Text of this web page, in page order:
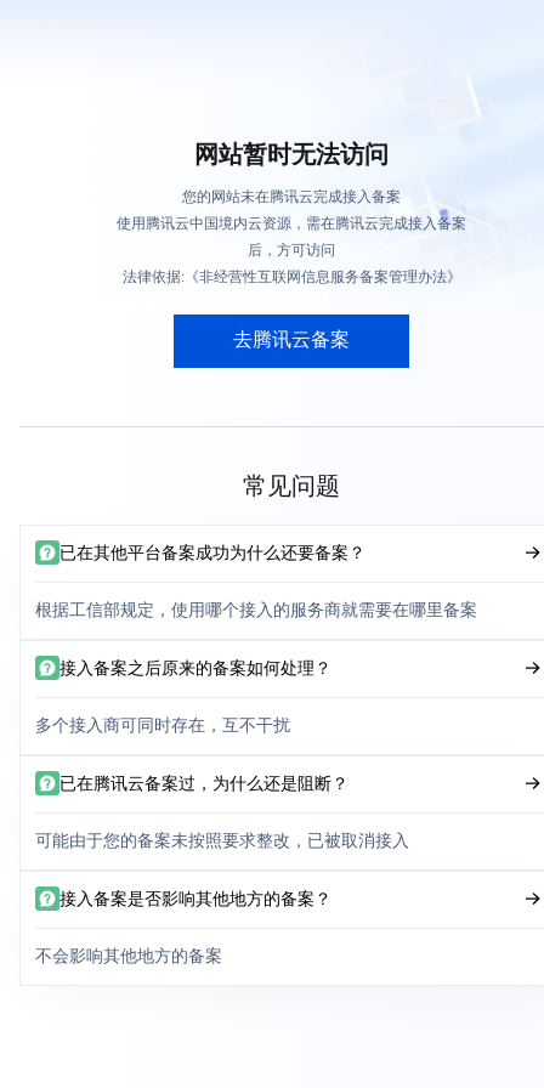
网站暂时无法访问
您的网站未在腾讯云完成接入备案
使用腾讯云中国境内云资源，需在腾讯云完成接入备案
后，方可访问
法律依据:《非经营性互联网信息服务备案管理办法》
去腾讯云备案
常见问题
已在其他平台备案成功为什么还要备案？
根据工信部规定，使用哪个接入的服务商就需要在哪里备案
接入备案之后原来的备案如何处理？
多个接入商可同时存在，互不干扰
已在腾讯云备案过，为什么还是阻断？
可能由于您的备案未按照要求整改，已被取消接入
接入备案是否影响其他地方的备案？
不会影响其他地方的备案